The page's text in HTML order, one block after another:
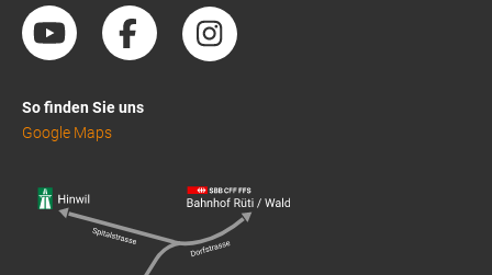
So finden Sie uns
Google Maps